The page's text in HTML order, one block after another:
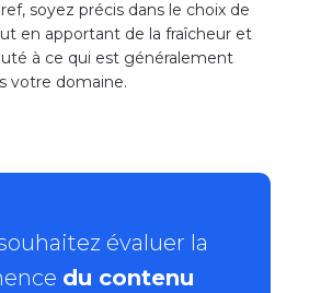
soyez précis dans le choix de
en apportant de la fraîcheur et
à ce qui est généralement
votre domaine.
évaluer la
du contenu